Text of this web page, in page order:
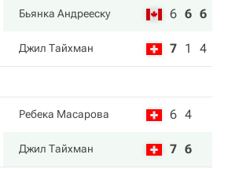
Бьянка Андрееску 6 6 6
Джил Тайхман 7 1 4
Ребека Масарова 6 4
Джил Тайхман 7 6